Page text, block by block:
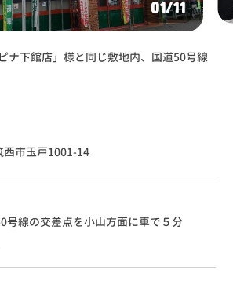
02/11
ナ下館店」様と同じ敷地内、国道50号線
フになります
市玉戸1001-14
線の交差点を小山方面に車で５分